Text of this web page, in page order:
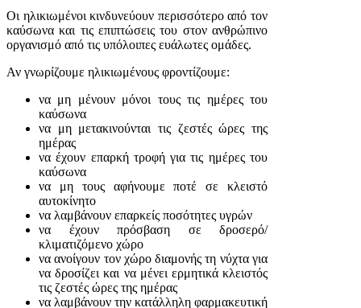
Οι ηλικιωμένοι κινδυνεύουν περισσότερο από τον
καύσωνα και τις επιπτώσεις του στον ανθρώπινο
οργανισμό από τις υπόλοιπες ευάλωτες ομάδες.
Αν γνωρίζουμε ηλικιωμένους φροντίζουμε:
να μη μένουν μόνοι τους τις ημέρες του
καύσωνα
να μη μετακινούνται τις ζεστές ώρες της
ημέρας
να έχουν επαρκή τροφή για τις ημέρες του
καύσωνα
να μη τους αφήνουμε ποτέ σε κλειστό
αυτοκίνητο
να λαμβάνουν επαρκείς ποσότητες υγρών
να έχουν πρόσβαση σε δροσερό/
κλιματιζόμενο χώρο
να ανοίγουν τον χώρο διαμονής τη νύχτα για
να δροσίζει και να μένει ερμητικά κλειστός
τις ζεστές ώρες της ημέρας
να λαμβάνουν την κατάλληλη φαρμακευτική